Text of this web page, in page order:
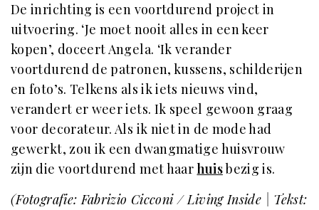
De inrichting is een voortdurend project in
uitvoering. ‘Je moet nooit alles in een keer
kopen’, doceert Angela. ‘Ik verander
voortdurend de patronen, kussens, schilderijen
en foto’s. Telkens als ik iets nieuws vind,
verandert er weer iets. Ik speel gewoon graag
voor decorateur. Als ik niet in de mode had
gewerkt, zou ik een dwangmatige huisvrouw
zijn die voortdurend met haar huisbezig is.
(Fotografie: Fabrizio Cicconi / Living Inside | Tekst: